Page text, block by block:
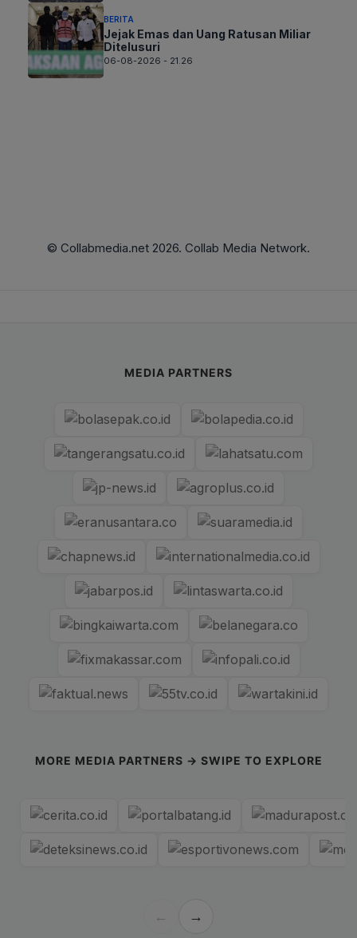
BERITA
Jejak Emas dan Uang Ratusan Miliar
Ditelusuri
06-08-2026 - 21.26
© Collabmedia.net 2026. Collab Media Network.
MEDIA PARTNERS
MORE MEDIA PARTNERS → SWIPE TO EXPLORE
← →